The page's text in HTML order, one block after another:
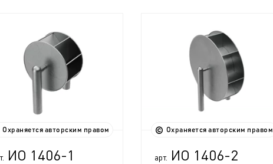
Охраняется авторским правом
ИО 1406-1
Охраняется авторским правом
арт. ИО 1406-2